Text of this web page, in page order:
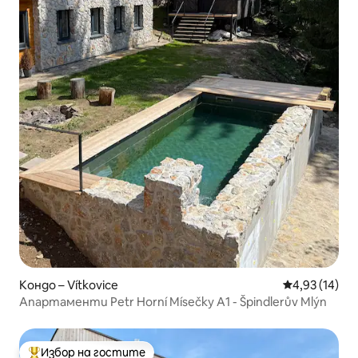
Кондо – Vítkovice Средна
4,93 (14)
Апартаменти Petr Horní Mísečky A1 - Špindlerův Mlýn
Избор на гостите